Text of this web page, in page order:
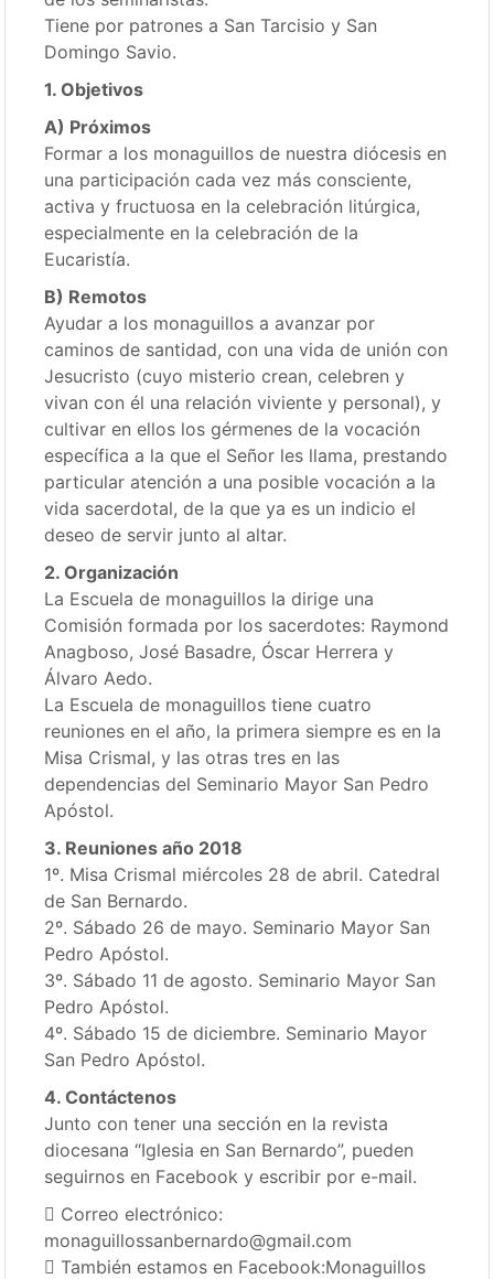
Tiene por patrones a San Tarcisio y San
Domingo Savio.
1. Objetivos
A) Próximos
Formar a los monaguillos de nuestra diócesis en
una participación cada vez más consciente,
activa y fructuosa en la celebración litúrgica,
especialmente en la celebración de la
Eucaristía.
B) Remotos
Ayudar a los monaguillos a avanzar por
caminos de santidad, con una vida de unión con
Jesucristo (cuyo misterio crean, celebren y
vivan con él una relación viviente y personal), y
cultivar en ellos los gérmenes de la vocación
específica a la que el Señor les llama, prestando
particular atención a una posible vocación a la
vida sacerdotal, de la que ya es un indicio el
deseo de servir junto al altar.
2. Organización
La Escuela de monaguillos la dirige una
Comisión formada por los sacerdotes: Raymond
Anagboso, José Basadre, Óscar Herrera y
Álvaro Aedo.
La Escuela de monaguillos tiene cuatro
reuniones en el año, la primera siempre es en la
Misa Crismal, y las otras tres en las
dependencias del Seminario Mayor San Pedro
Apóstol.
3. Reuniones año 2018
1º. Misa Crismal miércoles 28 de abril. Catedral
de San Bernardo.
2º. Sábado 26 de mayo. Seminario Mayor San
Pedro Apóstol.
3º. Sábado 11 de agosto. Seminario Mayor San
Pedro Apóstol.
4º. Sábado 15 de diciembre. Seminario Mayor
San Pedro Apóstol.
4. Contáctenos
Junto con tener una sección en la revista
diocesana “Iglesia en San Bernardo”, pueden
seguirnos en Facebook y escribir por e-mail.
 Correo electrónico:
monaguillossanbernardo@gmail.com
 También estamos en Facebook:Monaguillos